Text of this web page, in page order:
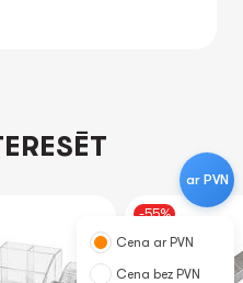
-55%
ar PVN
Cena ar PVN
Cena bez PVN